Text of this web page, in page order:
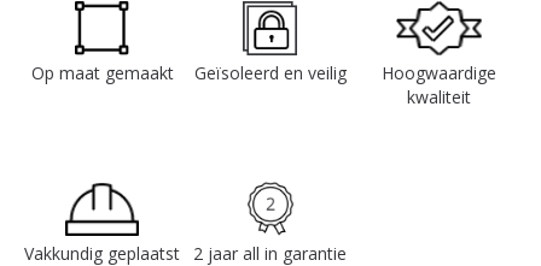
Op maat gemaakt Geïsoleerd en veilig
Hoogwaardige
kwaliteit
Vakkundig geplaatst 2 jaar all in garantie